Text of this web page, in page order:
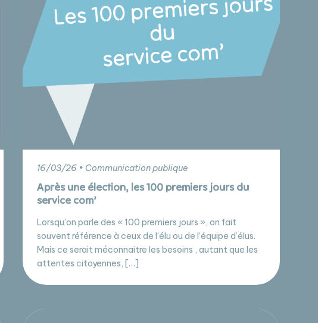
16/03/26 • Communication publique
Après une élection, les 100 premiers jours du
service com’
Lorsqu’on parle des « 100 premiers jours », on fait
souvent référence à ceux de l’élu ou de l’équipe d’élus.
Mais ce serait méconnaitre les besoins , autant que les
attentes citoyennes, […]